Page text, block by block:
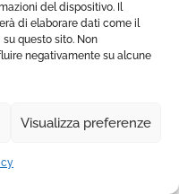
del dispositivo. Il
di elaborare dati come il
questo sito. Non
negativamente su alcune
Visualizza preferenze
con